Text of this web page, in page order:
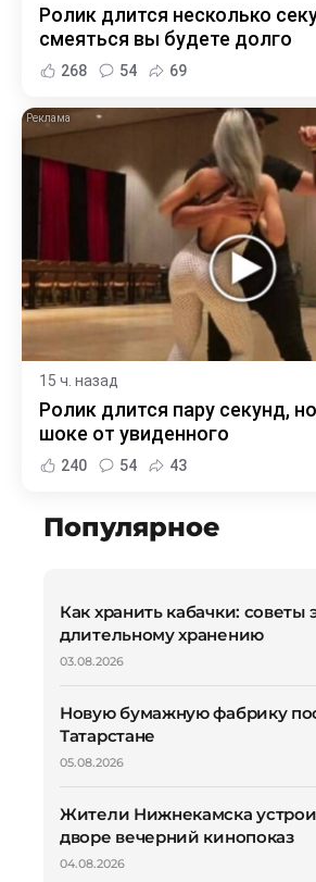
Ролик длится несколько
смеяться вы будете долго
268 54 69
15 ч. назад
Ролик длится пару секунд,
шоке от увиденного
240 54 43
Популярное
Как хранить кабачки: советы
длительному хранению
03.08.2026
Новую бумажную фабрику
Татарстане
05.08.2026
Жители Нижнекамска
дворе вечерний кинопоказ
04.08.2026